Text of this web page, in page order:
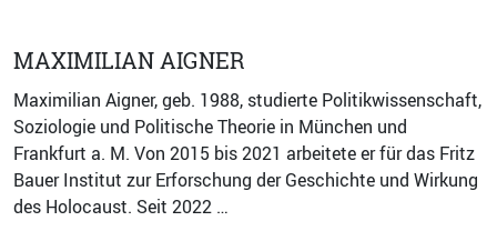
MAXIMILIAN AIGNER
Maximilian Aigner, geb. 1988, studierte Politikwissenschaft,
Soziologie und Politische Theorie in München und
Frankfurt a. M. Von 2015 bis 2021 arbeitete er für das Fritz
Bauer Institut zur Erforschung der Geschichte und Wirkung
des Holocaust. Seit 2022 …